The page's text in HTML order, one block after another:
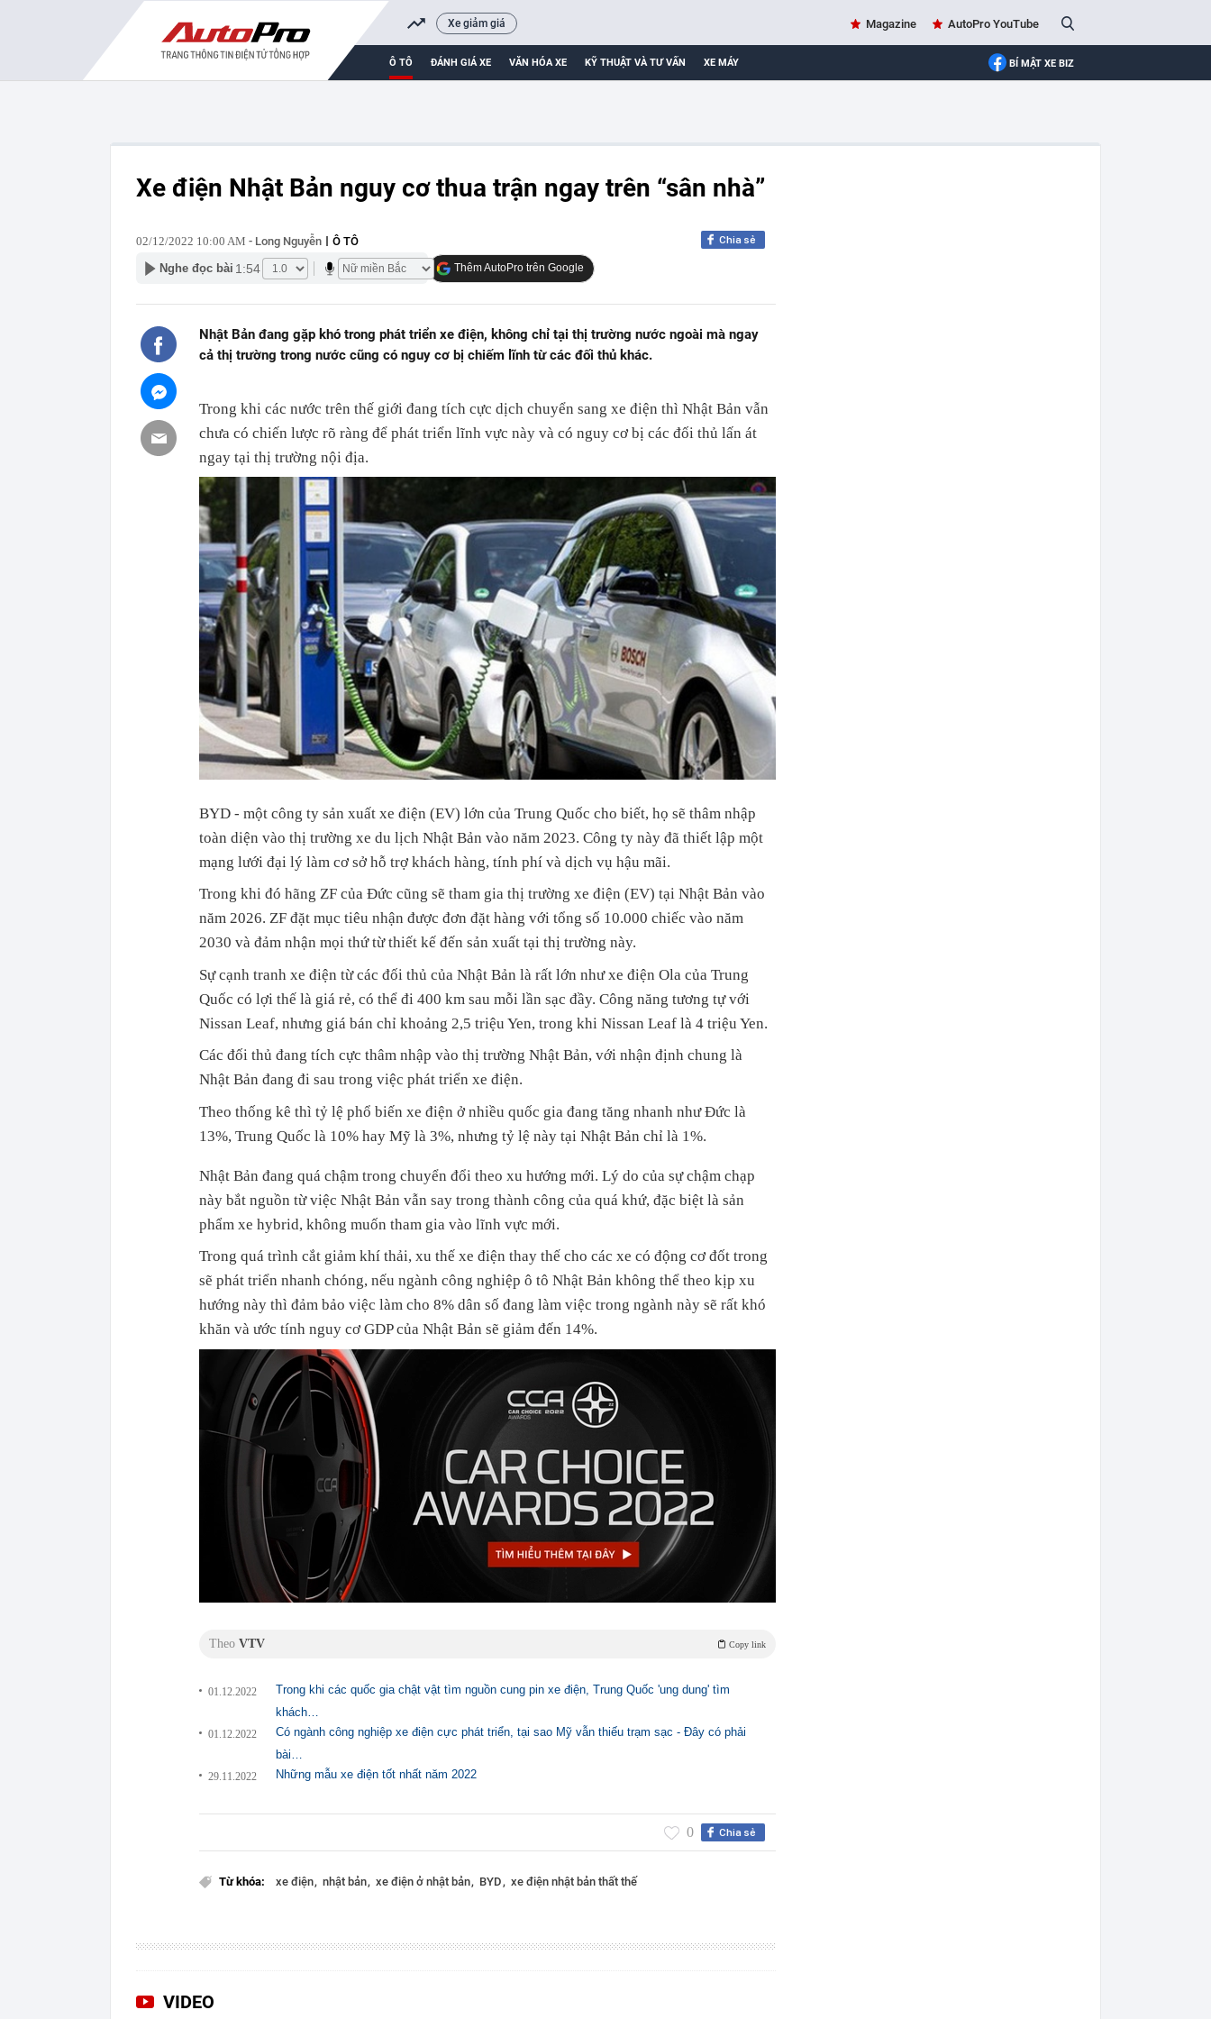
Xe giảm giá Magazine AutoPro YouTube
Ô TÔ ĐÁNH GIÁ XE VĂN HÓA XE KỸ THUẬT VÀ TƯ VẤN XE MÁY BÍ MẬT XE BIZ
Xe điện Nhật Bản nguy cơ thua trận ngay trên “sân nhà”
02/12/2022 10:00 AM - Long Nguyễn Ô TÔ Chia sẻ
Thêm AutoPro trên Google
Nghe đọc bài 1:54
Nhật Bản đang gặp khó trong phát triển xe điện, không chỉ tại thị trường nước ngoài mà ngay
cả thị trường trong nước cũng có nguy cơ bị chiếm lĩnh từ các đối thủ khác.
Trong khi các nước trên thế giới đang tích cực dịch chuyển sang xe điện thì Nhật Bản vẫn
chưa có chiến lược rõ ràng để phát triển lĩnh vực này và có nguy cơ bị các đối thủ lấn át
ngay tại thị trường nội địa.
BYD - một công ty sản xuất xe điện (EV) lớn của Trung Quốc cho biết, họ sẽ thâm nhập
toàn diện vào thị trường xe du lịch Nhật Bản vào năm 2023. Công ty này đã thiết lập một
mạng lưới đại lý làm cơ sở hỗ trợ khách hàng, tính phí và dịch vụ hậu mãi.
Trong khi đó hãng ZF của Đức cũng sẽ tham gia thị trường xe điện (EV) tại Nhật Bản vào
năm 2026. ZF đặt mục tiêu nhận được đơn đặt hàng với tổng số 10.000 chiếc vào năm
2030 và đảm nhận mọi thứ từ thiết kế đến sản xuất tại thị trường này.
Sự cạnh tranh xe điện từ các đối thủ của Nhật Bản là rất lớn như xe điện Ola của Trung
Quốc có lợi thế là giá rẻ, có thể đi 400 km sau mỗi lần sạc đầy. Công năng tương tự với
Nissan Leaf, nhưng giá bán chỉ khoảng 2,5 triệu Yen, trong khi Nissan Leaf là 4 triệu Yen.
Các đối thủ đang tích cực thâm nhập vào thị trường Nhật Bản, với nhận định chung là
Nhật Bản đang đi sau trong việc phát triển xe điện.
Theo thống kê thì tỷ lệ phổ biến xe điện ở nhiều quốc gia đang tăng nhanh như Đức là
13%, Trung Quốc là 10% hay Mỹ là 3%, nhưng tỷ lệ này tại Nhật Bản chỉ là 1%.
Nhật Bản đang quá chậm trong chuyển đổi theo xu hướng mới. Lý do của sự chậm chạp
này bắt nguồn từ việc Nhật Bản vẫn say trong thành công của quá khứ, đặc biệt là sản
phẩm xe hybrid, không muốn tham gia vào lĩnh vực mới.
Trong quá trình cắt giảm khí thải, xu thế xe điện thay thế cho các xe có động cơ đốt trong
sẽ phát triển nhanh chóng, nếu ngành công nghiệp ô tô Nhật Bản không thể theo kịp xu
hướng này thì đảm bảo việc làm cho 8% dân số đang làm việc trong ngành này sẽ rất khó
khăn và ước tính nguy cơ GDP của Nhật Bản sẽ giảm đến 14%.
Theo VTV Copy link
01.12.2022
Trong khi các quốc gia chật vật tìm nguồn cung pin xe điện, Trung Quốc 'ung dung' tìm
khách…
01.12.2022
Có ngành công nghiệp xe điện cực phát triển, tại sao Mỹ vẫn thiếu trạm sạc - Đây có phải
bài…
29.11.2022 Những mẫu xe điện tốt nhất năm 2022
Chia sẻ
0
Từ khóa: xe điện nhật bản xe điện ở nhật bản BYD xe điện nhật bản thất thế
VIDEO